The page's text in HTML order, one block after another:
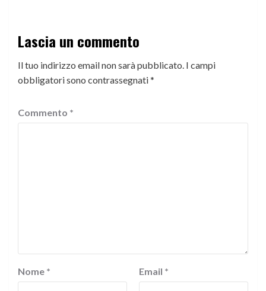
Lascia un commento
Il tuo indirizzo email non sarà pubblicato. I campi
obbligatori sono contrassegnati*
Commento *
Nome * Email *